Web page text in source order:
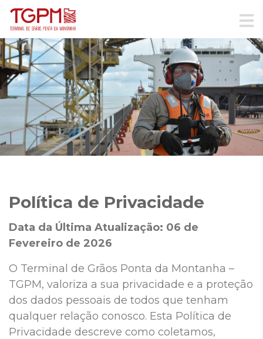
Política de Privacidade
Data da Última Atualização: 06 de
Fevereiro de 2026
O Terminal de Grãos Ponta da Montanha –
TGPM, valoriza a sua privacidade e a proteção
dos dados pessoais de todos que tenham
qualquer relação conosco. Esta Política de
Privacidade descreve como coletamos,